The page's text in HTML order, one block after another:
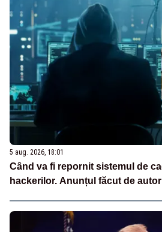
5 aug. 2026, 18:01
Când va fi repornit sistemul de
hackerilor. Anunțul făcut de